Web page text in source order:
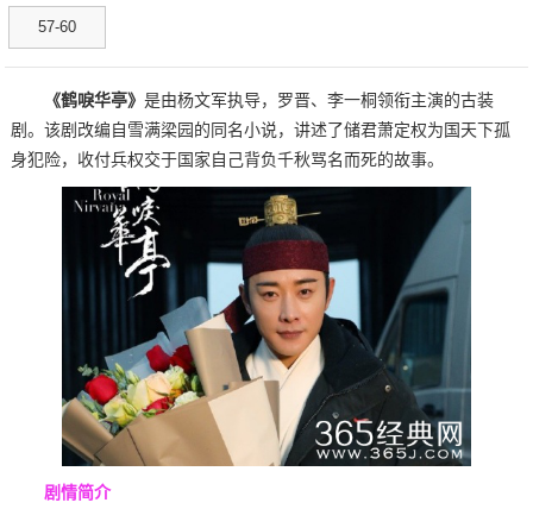
57-60
《鹤唳华亭》 是由杨文军执导，罗晋、李一桐领衔主演的古装
剧。该剧改编自雪满梁园的同名小说，讲述了储君萧定权为国天下孤
身犯险，收付兵权交于国家自己背负千秋骂名而死的故事。
剧情简介